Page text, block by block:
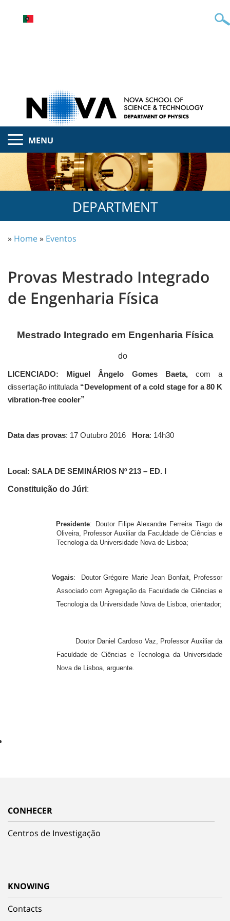
MENU
DEPARTMENT
» Home» Eventos
Provas Mestrado Integrado
de Engenharia Física
Mestrado Integrado em Engenharia Física
do
LICENCIADO: Miguel Ângelo Gomes Baeta,com a
dissertação intitulada “Development of a cold stage for a 80 K
vibration-free cooler”
Data das provas: 17 Outubro 2016 Hora: 14h30
Local: SALA DE SEMINÁRIOS Nº 213 – ED. I
Constituição do Júri:
Presidente: Doutor Filipe Alexandre Ferreira Tiago de
Oliveira, Professor Auxiliar da Faculdade de Ciências e
Tecnologia da Universidade Nova de Lisboa;
Vogais: Doutor Grégoire Marie Jean Bonfait, Professor
Associado com Agregação da Faculdade de Ciências e
Tecnologia da Universidade Nova de Lisboa, orientador;
Doutor Daniel Cardoso Vaz, Professor Auxiliar da
Faculdade de Ciências e Tecnologia da Universidade
Nova de Lisboa, arguente.
CONHECER
Centros de Investigação
KNOWING
Contacts